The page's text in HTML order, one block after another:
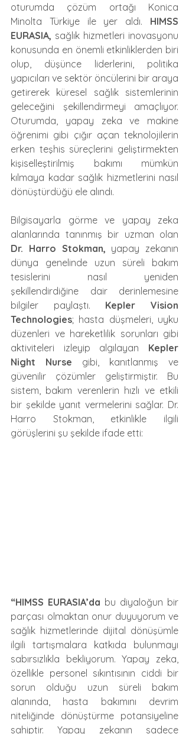
oturumda çözüm ortağı Konica
Minolta Türkiye ile yer aldı. HIMSS
EURASIA, sağlık hizmetleri inovasyonu
konusunda en önemli etkinliklerden biri
olup, düşünce liderlerini, politika
yapıcıları ve sektör öncülerini bir araya
getirerek küresel sağlık sistemlerinin
geleceğini şekillendirmeyi amaçlıyor.
Oturumda, yapay zeka ve makine
öğrenimi gibi çığır açan teknolojilerin
erken teşhis süreçlerini geliştirmekten
kişiselleştirilmiş bakımı mümkün
kılmaya kadar sağlık hizmetlerini nasıl
dönüştürdüğü ele alındı.
Bilgisayarla görme ve yapay zeka
Dr. Harro Stokman, yapay zekanın
dünya genelinde uzun süreli bakım
tesislerini nasıl yeniden
şekillendirdiğine dair derinlemesine
bilgiler paylaştı. Kepler Vision
Technologies; hasta düşmeleri, uyku
düzenleri ve hareketlilik sorunları gibi
aktiviteleri izleyip algılayan Kepler
Night Nurse gibi, kanıtlanmış ve
güvenilir çözümler geliştirmiştir. Bu
sistem, bakım verenlerin hızlı ve etkili
bir şekilde yanıt vermelerini sağlar. Dr.
Harro Stokman, etkinlikle ilgili
görüşlerini şu şekilde ifade etti:
“HIMSS EURASIA’da bu diyaloğun bir
parçası olmaktan onur duyuyorum ve
sağlık hizmetlerinde dijital dönüşümle
ilgili tartışmalara katkıda bulunmayı
sabırsızlıkla bekliyorum. Yapay zeka,
özellikle personel sıkıntısının ciddi bir
sorun olduğu uzun süreli bakım
alanında, hasta bakımını devrim
niteliğinde dönüştürme potansiyeline
sahiptir. Yapay zekanın sadece